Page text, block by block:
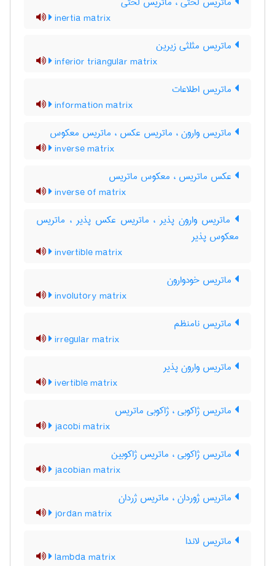
inertia matrix
ماتریس مثلثی زیرین
inferior triangular matrix
ماتریس اطلاعات
information matrix
ماتریس وارون ، ماتریس عکس ، ماتریس معکوس
inverse matrix
عکس ماتریس ، معکوس ماتریس
inverse of matrix
ماتریس وارون پذیر ، ماتریس عکس پذیر ، ماتریس
معکوس پذیر
invertible matrix
ماتریس خودوارون
involutory matrix
ماتریس نامنظم
irregular matrix
ماتریس وارون پذیر
ivertible matrix
ماتریس ژاکوبی ، ژاکوبی ماتریس
jacobi matrix
ماتریس ژاکوبی ، ماتریس ژاکوبین
jacobian matrix
ماتریس ژوردان ، ماتریس ژردان
jordan matrix
ماتریس لاندا
lambda matrix